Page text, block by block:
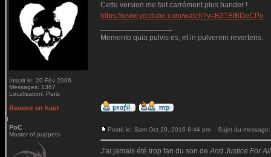
Inscrit le: 20 Fév 2006
Messages: 1367
Localisation: Paris
Cette version me fait carrément plus bander !
https://www.youtube.com/watch?v=B3TBfBDeCPo
Memento quia pulvis es, et in pulverem reverteris.
Revenir en haut
PoC
Master of puppets
Posté le: Sam Oct 29, 2016 8:44 pm Sujet du message:
J'ai jamais été trop fan du son deAnd Justice For